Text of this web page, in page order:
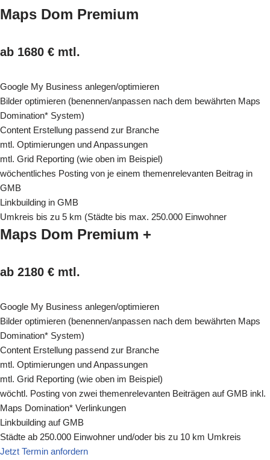
Maps Dom Premium
ab 1680 € mtl.
Google My Business anlegen/optimieren
Bilder optimieren (benennen/anpassen nach dem bewährten Maps
Domination* System)
Content Erstellung passend zur Branche
mtl. Optimierungen und Anpassungen
mtl. Grid Reporting (wie oben im Beispiel)
wöchentliches Posting von je einem themenrelevanten Beitrag in
GMB
Linkbuilding in GMB
Umkreis bis zu 5 km (Städte bis max. 250.000 Einwohner
Maps Dom Premium +
ab 2180 € mtl.
Google My Business anlegen/optimieren
Bilder optimieren (benennen/anpassen nach dem bewährten Maps
Domination* System)
Content Erstellung passend zur Branche
mtl. Optimierungen und Anpassungen
mtl. Grid Reporting (wie oben im Beispiel)
wöchtl. Posting von zwei themenrelevanten Beiträgen auf GMB inkl.
Maps Domination* Verlinkungen
Linkbuilding auf GMB
Städte ab 250.000 Einwohner und/oder bis zu 10 km Umkreis
Jetzt Termin anfordern